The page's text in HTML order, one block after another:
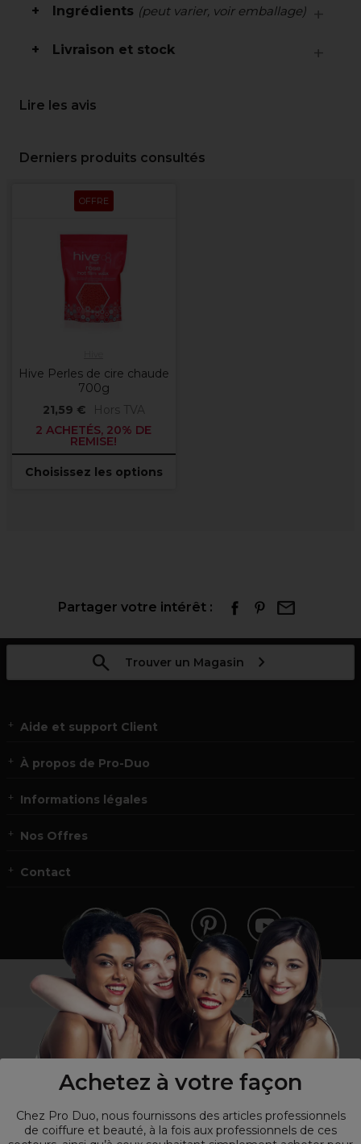
Achetez à votre façon
Chez Pro Duo, nous fournissons des articles professionnels
de coiffure et beauté, à la fois aux professionnels de ces
Ingrédients (peut varier, voir emballage)
Livraison et stock
Lire les avis
Derniers produits consultés
OFFRE
Hive Perles de cire chaude
700g
21,59 €
Hors TVA
2 ACHETÉS, 20% DE
REMISE!
Choisissez les options
Partager votre intérêt :
Trouver un Magasin
Aide et support Client
À propos de Pro-Duo
Informations légales
Nos Offres
Contact
Vous n’êtes pas un professionnel ?
Visitez notre site pour les particuliers!